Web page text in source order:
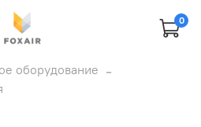
0
оборудование